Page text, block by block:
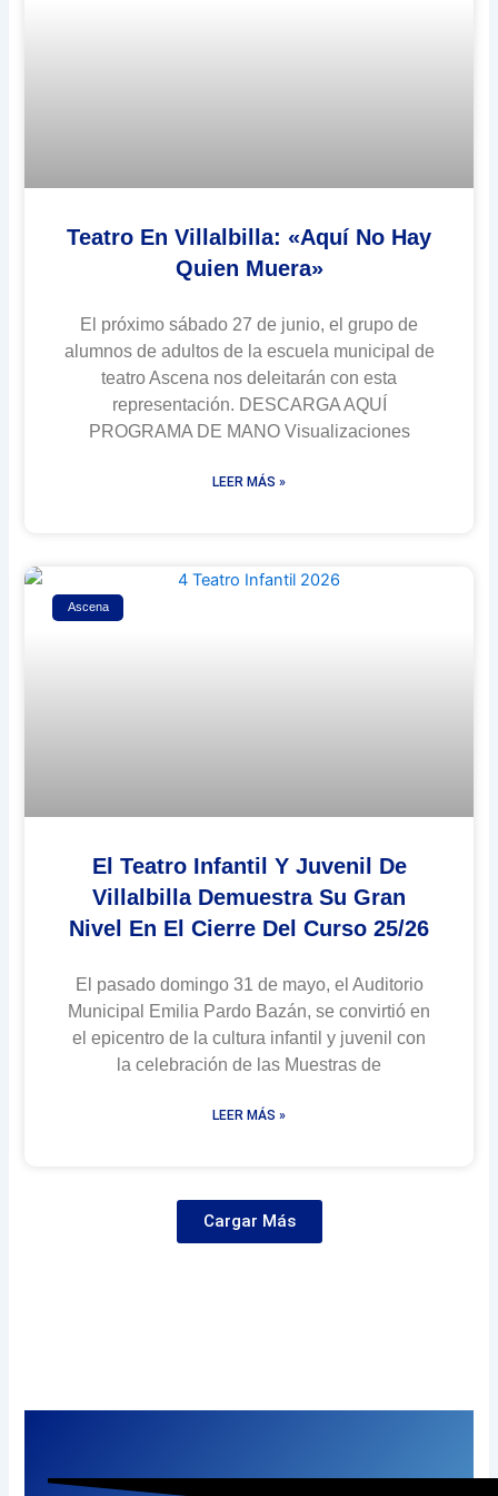
Teatro En Villalbilla: «Aquí No Hay
Quien Muera»
El próximo sábado 27 de junio, el grupo de
alumnos de adultos de la escuela municipal de
teatro Ascena nos deleitarán con esta
representación. DESCARGA AQUÍ
PROGRAMA DE MANO Visualizaciones
LEER MÁS »
Ascena
El Teatro Infantil Y Juvenil De
Villalbilla Demuestra Su Gran
Nivel En El Cierre Del Curso 25/26
El pasado domingo 31 de mayo, el Auditorio
Municipal Emilia Pardo Bazán, se convirtió en
el epicentro de la cultura infantil y juvenil con
la celebración de las Muestras de
LEER MÁS »
Cargar Más